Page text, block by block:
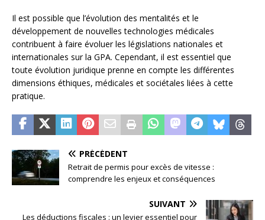
Il est possible que l’évolution des mentalités et le
développement de nouvelles technologies médicales
contribuent à faire évoluer les législations nationales et
internationales sur la GPA. Cependant, il est essentiel que
toute évolution juridique prenne en compte les différentes
dimensions éthiques, médicales et sociétales liées à cette
pratique.
PRÉCÉDENT
Retrait de permis pour excès de vitesse :
comprendre les enjeux et conséquences
SUIVANT
Les déductions fiscales : un levier essentiel pour